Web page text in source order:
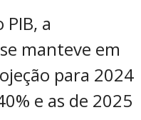
a
manteve em
para 2024
e as de 2025